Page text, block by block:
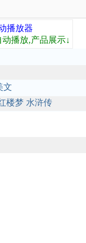
播放器
动播放,产品展示↓
文
楼梦 水浒传